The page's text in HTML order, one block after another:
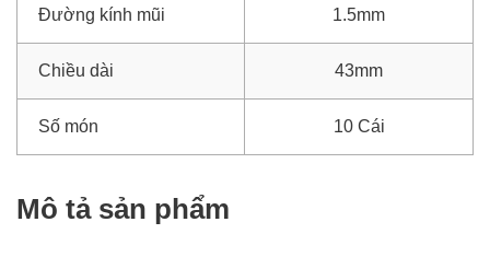
Đường kính mũi 1.5mm
Chiều dài 43mm
Số món 10 Cái
Mô tả sản phẩm